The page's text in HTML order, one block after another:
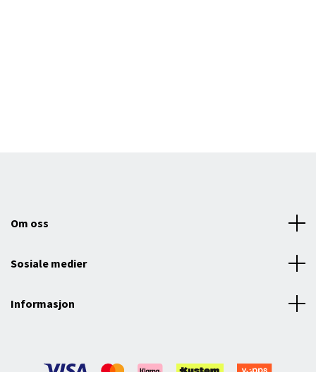
Om oss
Sosiale medier
Informasjon